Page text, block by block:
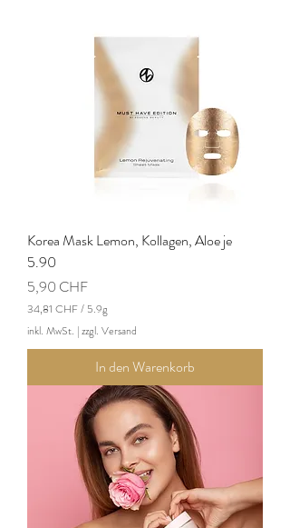
Korea Mask Lemon, Kollagen, Aloe je
5.90
Preis
5,90 CHF
34,81 CHF/ 5.9g
3
4
,
1
inkl. MwSt. |zzgl. Versand
In den Warenkorb